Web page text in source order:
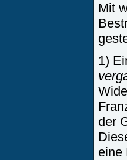
Mit
1)
der
eine